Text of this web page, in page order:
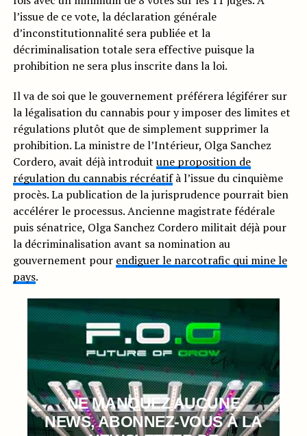
l’issue de ce vote, la déclaration générale
d’inconstitutionnalité sera publiée et la
décriminalisation totale sera effective puisque la
prohibition ne sera plus inscrite dans la loi.
Il va de soi que le gouvernement préférera légiférer sur
la légalisation du cannabis pour y imposer des limites et
régulations plutôt que de simplement supprimer la
prohibition. La ministre de l’Intérieur, Olga Sanchez
Cordero, avait déjà introduit une proposition de
régulation du cannabis récréatifà l’issue du cinquième
procès. La publication de la jurisprudence pourrait bien
accélérer le processus. Ancienne magistrate fédérale
puis sénatrice, Olga Sanchez Cordero militait déjà pour
la décriminalisation avant sa nomination au
gouvernement pour endiguer le narcotrafic qui mine le
pays.
NE MANQUEZ AUCUNE
NEWS, ABONNEZ-VOUS À LA